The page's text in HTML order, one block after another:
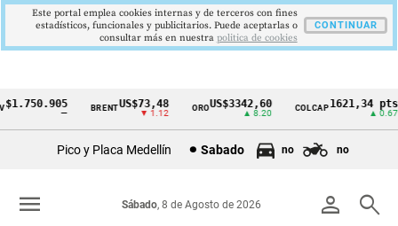
Cintillo
Colombia
BRENTUS$73,48
▼ 1.12
OROUS$3342,60
▲ 8.20
COLCAP1621,34 pts
▲ 0.67
Pico y Placa Medellín Sabado no no
person search
Sábado, 8 de Agosto de 2026
menu
Este portal emplea cookies internas y de terceros con fines
estadísticos, funcionales y publicitarios. Puede aceptarlas o
consultar más en nuestra politica de cookies
CONTINUAR